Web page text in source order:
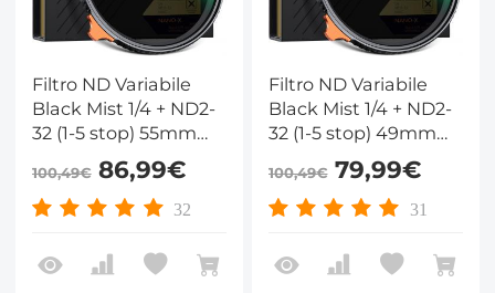
Filtro ND Variabile
Black Mist 1/4 + ND2-
32 (1-5 stop) 55mm
con pellicola verde
antiriflesso a 28 Strati
Rivestimento su
leva,Nano-Xcel
100,49€86,99€
32
Filtro ND Variabile
Black Mist 1/4 + ND2-
32 (1-5 stop) 49mm
con pellicola verde
antiriflesso a 28 Strati
Rivestimento su
leva,Nano-Xcel
100,49€79,99€
31